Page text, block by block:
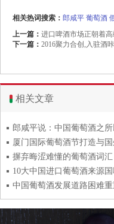
相关热词搜索： 郎咸平 葡萄酒
上一篇： 进口啤酒市场正朝着
下一篇： 2016聚力合创,入驻酒
相关文章
郎咸平说：中国葡萄酒之
厦门国际葡萄酒节打造与
摒弃晦涩难懂的葡萄酒词
10大中国进口葡萄酒来源
中国葡萄酒发展道路困难